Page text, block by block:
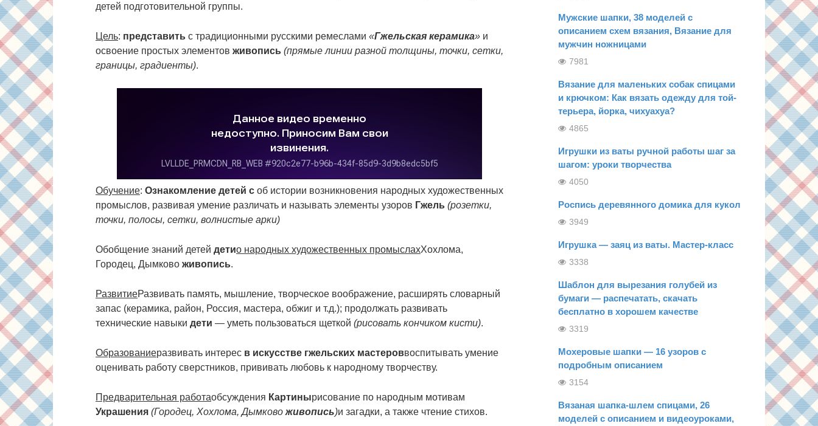
детей подготовительной группы.
Цель: представить с традиционными русскими ремеслами «Гжельская керамика» и
освоение простых элементов живопись (прямые линии разной толщины, точки, сетки,
границы, градиенты).
Обучение: Ознакомление детей с об истории возникновения народных художественных
промыслов, развивая умение различать и называть элементы узоров Гжель (розетки,
точки, полосы, сетки, волнистые арки)
Обобщение знаний детей детио народных художественных промыслахХохлома,
Городец, Дымково живопись.
РазвитиеРазвивать память, мышление, творческое воображение, расширять словарный
запас (керамика, район, Россия, мастера, обжиг и т.д.); продолжать развивать
технические навыки дети — уметь пользоваться щеткой (рисовать кончиком кисти).
Образованиеразвивать интерес в искусстве гжельских мастероввоспитывать умение
оценивать работу сверстников, прививать любовь к народному творчеству.
Предварительная работаобсуждения Картинырисование по народным мотивам
Украшения (Городец, Хохлома, Дымково живопись)и загадки, а также чтение стихов.
Мужские шапки, 38 моделей с
описанием схем вязания, Вязание для
мужчин ножницами
7981
Вязание для маленьких собак спицами
и крючком: Как вязать одежду для той-
терьера, йорка, чихуахуа?
4865
Игрушки из ваты ручной работы шаг за
шагом: уроки творчества
4050
Роспись деревянного домика для кукол
3949
Игрушка — заяц из ваты. Мастер-класс
3338
Шаблон для вырезания голубей из
бумаги — распечатать, скачать
бесплатно в хорошем качестве
3319
Мохеровые шапки — 16 узоров с
подробным описанием
3154
Вязаная шапка-шлем спицами, 26
моделей с описанием и видеоуроками,